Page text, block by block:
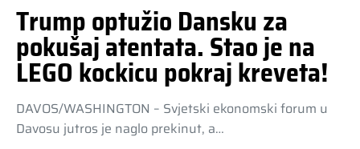
Trump optužio Dansku za
pokušaj atentata. Stao je na
LEGO kockicu pokraj kreveta!
DAVOS/WASHINGTON – Svjetski ekonomski forum u
Davosu jutros je naglo prekinut, a…